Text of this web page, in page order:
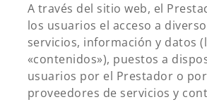
A través del sitio web, el
los usuarios el acceso a
servicios, información y datos
«contenidos»), puestos a
usuarios por el Prestador o
proveedores de servicios y